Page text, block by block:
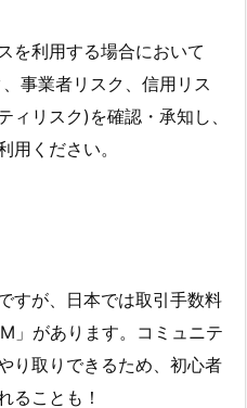
を利用する場合において
事業者リスク、信用リス
ィリスク)を確認・承知し、
用ください。
すが、日本では取引手数料
」があります。コミュニテ
り取りできるため、初心者
ることも！